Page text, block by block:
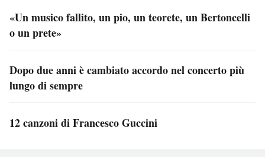
«Un musico fallito, un pio, un teorete, un Bertoncelli
o un prete»
Dopo due anni è cambiato accordo nel concerto più
lungo di sempre
12 canzoni di Francesco Guccini